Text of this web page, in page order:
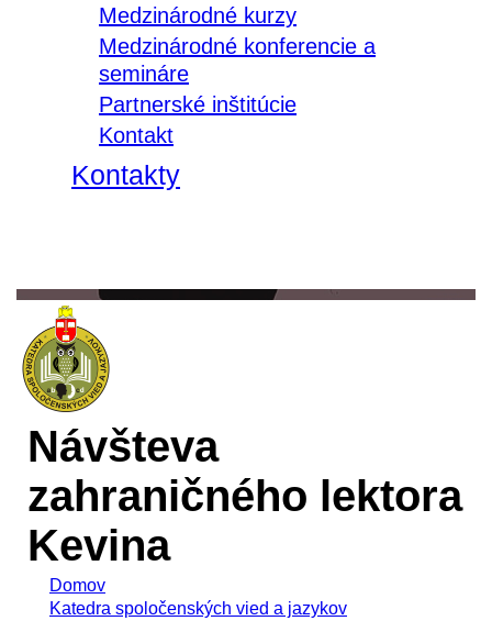
Medzinárodné kurzy
Medzinárodné konferencie a
semináre
Partnerské inštitúcie
Kontakt
Kontakty
Návšteva
zahraničného lektora
Kevina
Domov
Katedra spoločenských vied a jazykov